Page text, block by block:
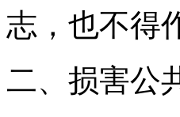
志，也不得
二、损害公